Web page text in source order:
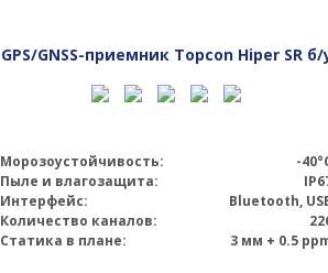
GPS/GNSS-приемник Topcon Hiper SR б/
Морозоустойчивость:
-
Пыле и влагозащита:
Интерфейс:
Bluetooth,
Количество каналов:
Статика в плане:
3 мм + 0.5